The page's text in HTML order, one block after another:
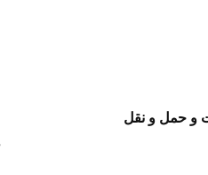
و حمل و نقل